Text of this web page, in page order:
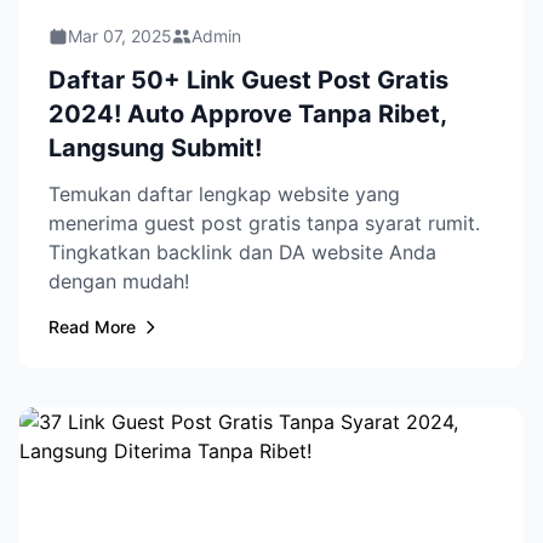
Mar 07, 2025 Admin
Daftar 50+ Link Guest Post Gratis
2024! Auto Approve Tanpa Ribet,
Langsung Submit!
Temukan daftar lengkap website yang
menerima guest post gratis tanpa syarat rumit.
Tingkatkan backlink dan DA website Anda
dengan mudah!
Read More